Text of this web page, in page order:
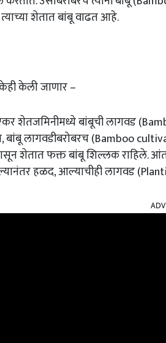
शेतात बांबू वाढत आहे.
केली जाणार –
शेतजमिनीमध्ये बांबूची लागवड
बांबू लागवडीबरोबरच (Bamboo
शेतात फक्त बांबू शिल्लक राहिले.
हळद, आल्याचीही लागवड